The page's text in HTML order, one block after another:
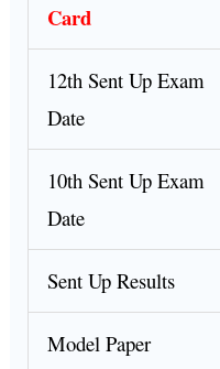
Card
12th Sent Up Exam
Date
10th Sent Up Exam
Date
Sent Up Results
Model Paper